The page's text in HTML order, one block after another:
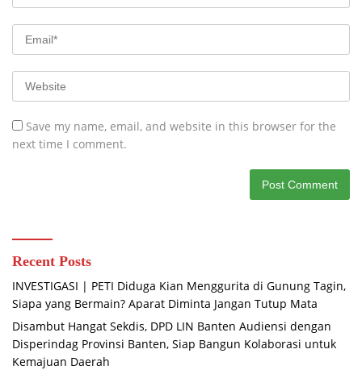
Save my name, email, and website in this browser for the
next time I comment.
Recent Posts
INVESTIGASI | PETI Diduga Kian Menggurita di Gunung Tagin,
Siapa yang Bermain? Aparat Diminta Jangan Tutup Mata
Disambut Hangat Sekdis, DPD LIN Banten Audiensi dengan
Disperindag Provinsi Banten, Siap Bangun Kolaborasi untuk
Kemajuan Daerah